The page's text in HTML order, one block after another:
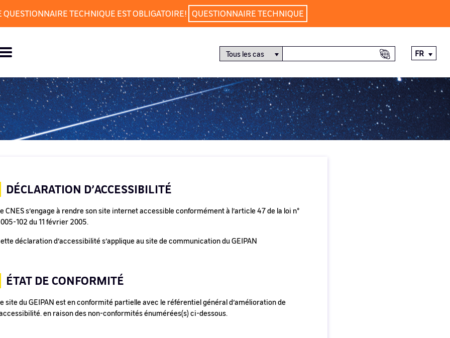
TECHNIQUE EST OBLIGATOIRE! QUESTIONNAIRE TECHNIQUE
FR
DÉCLARATION D’ACCESSIBILITÉ
CNES s’engage à rendre son site internet accessible conformément à l’article 47 de la loi n°
102 du 11 février 2005.
déclaration d’accessibilité s’applique au site de communication du GEIPAN
ÉTAT DE CONFORMITÉ
site du GEIPAN est en conformité partielle avec le référentiel général d’amélioration de
en raison des non-conformités énumérées(s) ci-dessous.